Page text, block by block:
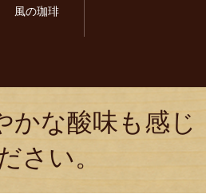
風の珈琲
な酸味も感じ
さい。